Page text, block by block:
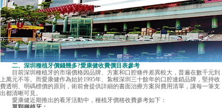
二、 深圳種植牙價錢幾多?愛康健收費價目表參考
目前深圳種植牙的市場價格因品牌、方案和口腔條件差異較大，普遍在數千元到
上萬元不等。而愛康健作為始於1995年、紮根深圳三十餘年的口腔連鎖品牌，堅持收
費透明、明碼標價的原則，術前會提供詳細的書面治療方案與費用清單，讓每一筆支
出都清晰可見。
愛康健近期推出的看牙活動中，種植牙價格收費參考如下：